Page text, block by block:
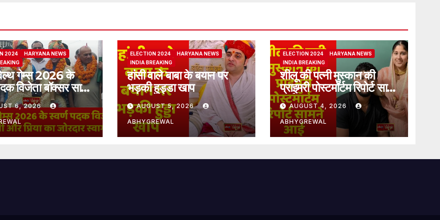
2024
HARYANA NEWS
गेम्स 2026 के
विजेता बॉक्सर साक्षी
का जोरदार स्वागत
6, 2026
ELECTION 2024
HARYANA NEWS
INDIA BREAKING
हांसी वाले बाबा के बयान पर
भड़की हुड्डा खाप
AUGUST 5, 2026
ABHYGREWAL
ELECTION 2024
HARYANA NEWS
INDIA BREAKING
शीलू की पत्नी मुस्कान की
प्राइमरी पोस्टमॉर्टम रिपोर्ट सामने
आईAUGUST 4, 2026
ABHYGREWAL